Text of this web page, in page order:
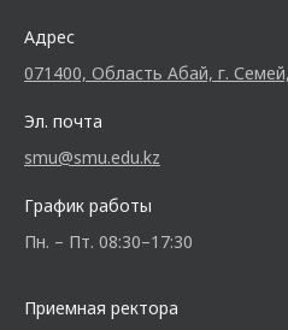
Адрес
071400, Область Абай, г.
Эл. почта
smu@smu.edu.kz
График работы
Пн. – Пт. 08:30–17:30
Приемная ректора